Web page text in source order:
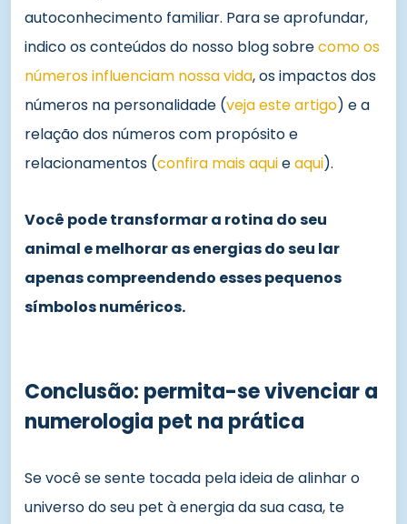
autoconhecimento familiar. Para se aprofundar,
indico os conteúdos do nosso blog sobrecomo os
números influenciam nossa vida, os impactos dos
números na personalidade (veja este artigo) e a
relação dos números com propósito e
relacionamentos (confira mais aquieaqui).
Você pode transformar a rotina do seu
animal e melhorar as energias do seu lar
apenas compreendendo esses pequenos
símbolos numéricos.
Conclusão: permita-se vivenciar a
numerologia pet na prática
Se você se sente tocada pela ideia de alinhar o
universo do seu pet à energia da sua casa, te